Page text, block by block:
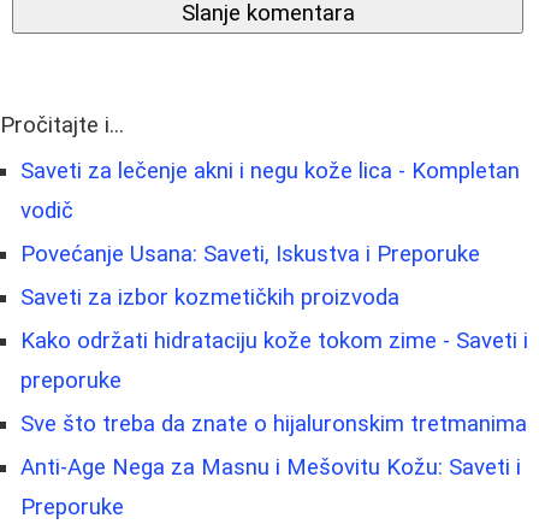
Slanje komentara
Pročitajte i...
Saveti za lečenje akni i negu kože lica - Kompletan
vodič
Povećanje Usana: Saveti, Iskustva i Preporuke
Saveti za izbor kozmetičkih proizvoda
Kako održati hidrataciju kože tokom zime - Saveti i
preporuke
Sve što treba da znate o hijaluronskim tretmanima
Anti-Age Nega za Masnu i Mešovitu Kožu: Saveti i
Preporuke